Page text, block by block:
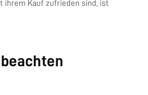
ihrem Kauf zufrieden sind, ist